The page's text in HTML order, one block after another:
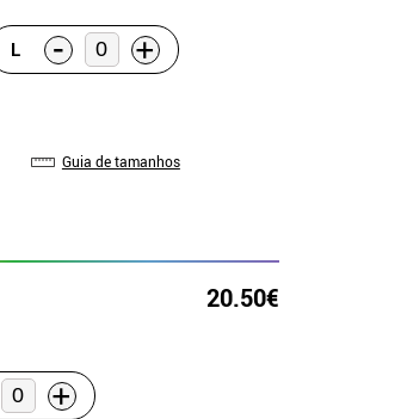
L - +
Guia de tamanhos
20.50€
+